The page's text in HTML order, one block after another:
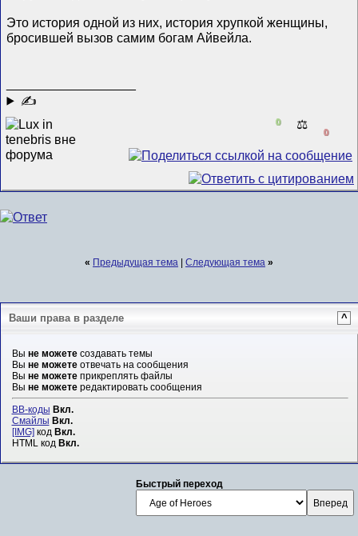
Это история одной из них, история хрупкой женщины,
бросившей вызов самим богам Айвейла.
✍
0 ⚖️
0
« Предыдущая тема Следующая тема »
Ваши права в разделе ^
Вы не можетесоздавать темы
Вы не можетеотвечать на сообщения
Вы не можетеприкреплять файлы
Вы не можетередактировать сообщения
BB-коды Вкл.
Смайлы Вкл.
[IMG]код Вкл.
HTML код Вкл.
Быстрый переход